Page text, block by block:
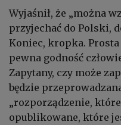
Wyjaśnił, że „można
przyjechać do Polski,
Koniec, kropka. Prosta
pewna godność
Zapytany, czy może
będzie
„rozporządzenie,
opublikowane, które